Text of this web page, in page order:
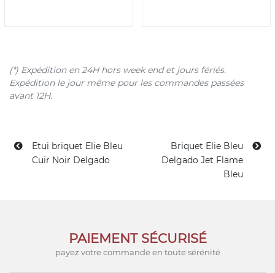
(*) Expédition en 24H hors week end et jours fériés.
Expédition le jour même pour les commandes passées
avant 12H.
Etui briquet Elie Bleu
Cuir Noir Delgado
Briquet Elie Bleu
Delgado Jet Flame
Bleu
PAIEMENT SÉCURISÉ
payez votre commande en toute sérénité